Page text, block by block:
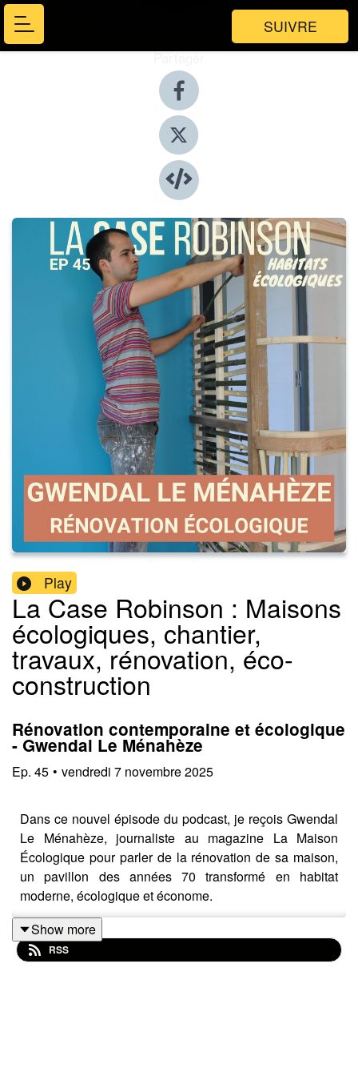
SUIVRE
Partager
Play
La Case Robinson : Maisons
écologiques, chantier,
travaux, rénovation, éco-
construction
Rénovation contemporaine et écologique
- Gwendal Le Ménahèze
Ep. 45 • vendredi 7 novembre 2025
Dans ce nouvel épisode du podcast, je reçois Gwendal
Le Ménahèze, journaliste au magazine La Maison
Écologique pour parler de la rénovation de sa maison,
un pavillon des années 70 transformé en habitat
moderne, écologique et économe.
Gwendal a rénové un pavillon des années 70 avec
Show more
RSS